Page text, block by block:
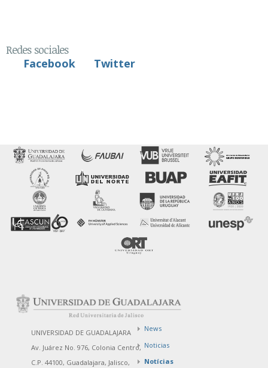
Redes sociales
Facebook
Twitter
UNIVERSIDAD DE GUADALAJARA
Av. Juárez No. 976, Colonia Centro,
C.P. 44100, Guadalajara, Jalisco,
News
Noticias
Notícias